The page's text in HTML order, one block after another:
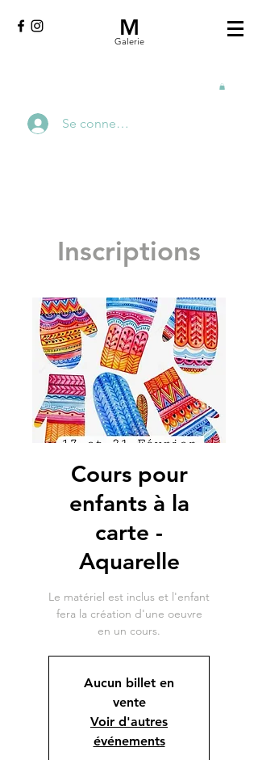
M
Galerie
Se connecter
Inscriptions
Cours pour
enfants à la
carte -
Aquarelle
Le matériel est inclus et l'enfant
fera la création d'une oeuvre
en un cours.
Aucun billet en
vente
Voir d'autres
événements